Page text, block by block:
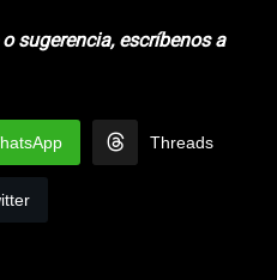
sugerencia, escríbenos a
Threads